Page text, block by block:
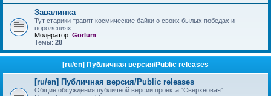
Завалинка
Тут старики травят космические байки о своих былых победах и
порожениях
Модератор: Gorlum
Темы: 28
[ru/en] Публичная версия/Public releases
[ru/en] Публичная версия/Public releases
Общие обсуждения публичной версии проекта "Сверхновая"